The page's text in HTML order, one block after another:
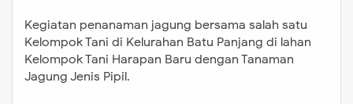
Kegiatan penanaman jagung bersama salah satu
Kelompok Tani di Kelurahan Batu Panjang di lahan
Kelompok Tani Harapan Baru dengan Tanaman
Jagung Jenis Pipil.